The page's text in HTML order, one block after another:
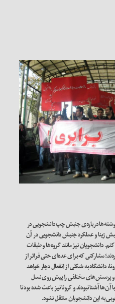
درباره‌ی جنبش چپ دانشجویی در
ژینا و عملکرد جنبش دانشجویی در آن
دانشجویان نیز مانند گروه‌ها و طبقات
مشارکتی که برای عده‌ای حتی فراتر از
دانشگاه به شکلی از انفعال دچار خواهد
و پرسش‌های مختلفی را پیش روی نسل
آشنا نبودند و کرونا نیز باعث شده بود تا